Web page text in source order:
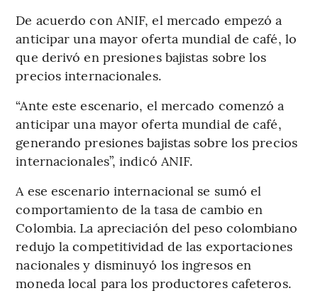
De acuerdo con ANIF, el mercado empezó a
anticipar una mayor oferta mundial de café, lo
que derivó en presiones bajistas sobre los
precios internacionales.
“Ante este escenario, el mercado comenzó a
anticipar una mayor oferta mundial de café,
generando presiones bajistas sobre los precios
internacionales”, indicó ANIF.
A ese escenario internacional se sumó el
comportamiento de la tasa de cambio en
Colombia. La apreciación del peso colombiano
redujo la competitividad de las exportaciones
nacionales y disminuyó los ingresos en
moneda local para los productores cafeteros.